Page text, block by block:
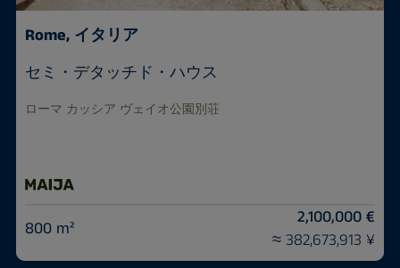
Rome, イタリア
セミ・デタッチド・ハウス
ローマ カッシア ヴェイオ公園別荘
800 m²
2,100,000 €
≈ 382,673,913 ¥